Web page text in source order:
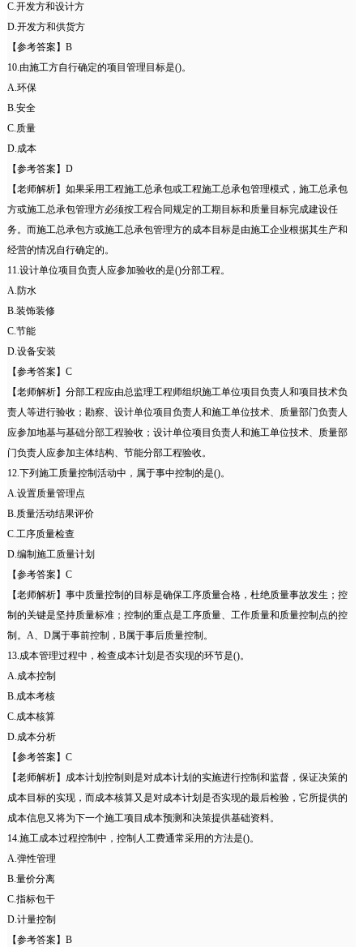
C.开发方和设计方
D.开发方和供货方
【参考答案】B
10.由施工方自行确定的项目管理目标是()。
A.环保
B.安全
C.质量
D.成本
【参考答案】D
【老师解析】如果采用工程施工总承包或工程施工总承包管理模式，施工总承包
方或施工总承包管理方必须按工程合同规定的工期目标和质量目标完成建设任
务。而施工总承包方或施工总承包管理方的成本目标是由施工企业根据其生产和
经营的情况自行确定的。
11.设计单位项目负责人应参加验收的是()分部工程。
A.防水
B.装饰装修
C.节能
D.设备安装
【参考答案】C
【老师解析】分部工程应由总监理工程师组织施工单位项目负责人和项目技术负
责人等进行验收；勘察、设计单位项目负责人和施工单位技术、质量部门负责人
应参加地基与基础分部工程验收；设计单位项目负责人和施工单位技术、质量部
门负责人应参加主体结构、节能分部工程验收。
12.下列施工质量控制活动中，属于事中控制的是()。
A.设置质量管理点
B.质量活动结果评价
C.工序质量检查
D.编制施工质量计划
【参考答案】C
【老师解析】事中质量控制的目标是确保工序质量合格，杜绝质量事故发生；控
制的关键是坚持质量标准；控制的重点是工序质量、工作质量和质量控制点的控
制。A、D属于事前控制，B属于事后质量控制。
13.成本管理过程中，检查成本计划是否实现的环节是()。
A.成本控制
B.成本考核
C.成本核算
D.成本分析
【参考答案】C
【老师解析】成本计划控制则是对成本计划的实施进行控制和监督，保证决策的
成本目标的实现，而成本核算又是对成本计划是否实现的最后检验，它所提供的
成本信息又将为下一个施工项目成本预测和决策提供基础资料。
14.施工成本过程控制中，控制人工费通常采用的方法是()。
A.弹性管理
B.量价分离
C.指标包干
D.计量控制
【参考答案】B